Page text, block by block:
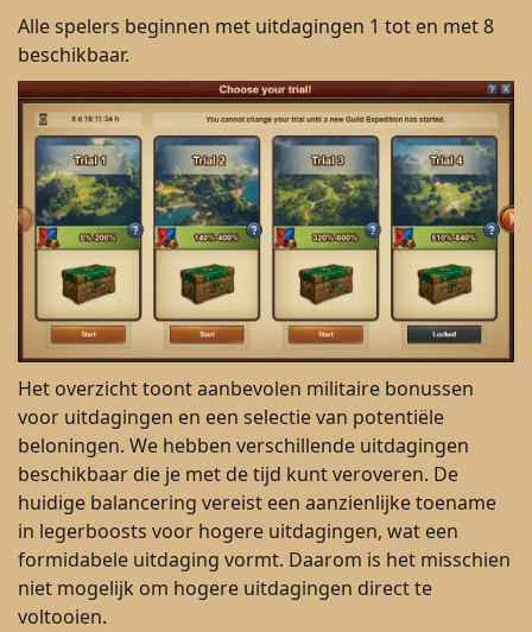
Alle spelers beginnen met uitdagingen 1 tot en met 8
beschikbaar.
Het overzicht toont aanbevolen militaire bonussen
voor uitdagingen en een selectie van potentiële
beloningen. We hebben verschillende uitdagingen
beschikbaar die je met de tijd kunt veroveren. De
huidige balancering vereist een aanzienlijke toename
in legerboosts voor hogere uitdagingen, wat een
formidabele uitdaging vormt. Daarom is het misschien
niet mogelijk om hogere uitdagingen direct te
voltooien.